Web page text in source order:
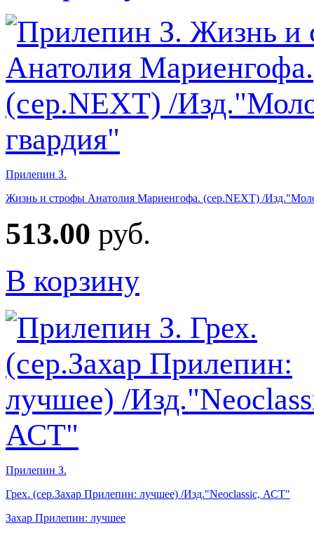
Прилепин З.
Жизнь и строфы Анатолия Мариенгофа. (сер.NEXT) /
513.00 руб.
В корзину
Прилепин З.
Грех. (сер.Захар Прилепин: лучшее) /Изд."Neoclassic, АСТ"
Захар Прилепин: лучшее